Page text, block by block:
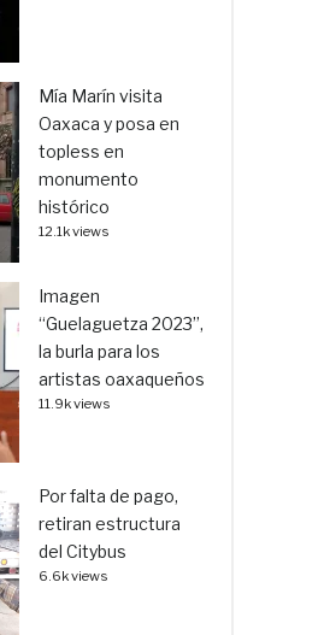
Mía Marín visita
Oaxaca y posa en
topless en
monumento
histórico
12.1k views
Imagen
“Guelaguetza 2023”,
la burla para los
artistas oaxaqueños
11.9k views
Por falta de pago,
retiran estructura
del Citybus
6.6k views